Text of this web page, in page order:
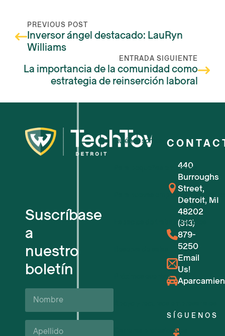
PREVIOUS POST
Inversor ángel destacado: LauRyn
Williams
ENTRADA SIGUIENTE
La importancia de la comunidad como
estrategia de reinserción laboral
Suscríbase
a
nuestro
boletín
Nombre
Apellido*
Quiénes somos
Para pequeñas empresas
Para nuevas empresas
Espacios de trabajo flexibles
Próximos eventos
Carreras profesionales
440
Burroughs
Street,
Detroit, MI
48202
(313)
879-
5250
Email
Us!
SÍGUENOS